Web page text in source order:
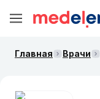
Главная Врачи